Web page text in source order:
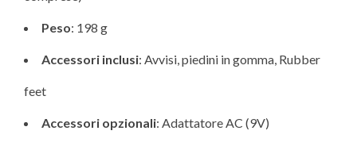
Peso: 198 g
Accessori inclusi: Avvisi, piedini in gomma, Rubber
feet
Accessori opzionali: Adattatore AC (9V)